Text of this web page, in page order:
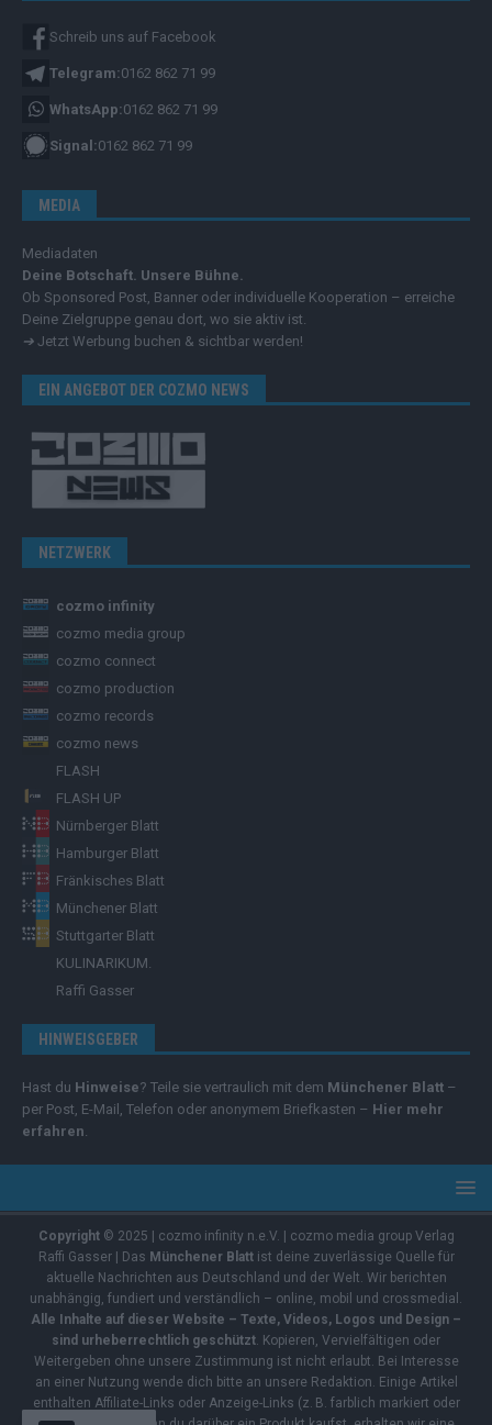
Schreib uns auf Facebook
Telegram:0162 862 71 99
WhatsApp:0162 862 71 99
Signal:0162 862 71 99
MEDIA
Mediadaten
Deine Botschaft. Unsere Bühne.
Ob Sponsored Post, Banner oder individuelle Kooperation – erreiche
Deine Zielgruppe genau dort, wo sie aktiv ist.
➔ Jetzt Werbung buchen & sichtbar werden!
EIN ANGEBOT DER COZMO NEWS
NETZWERK
cozmo infinity
cozmo media group
cozmo connect
cozmo production
cozmo records
cozmo news
FLASH
FLASH UP
Nürnberger Blatt
Hamburger Blatt
Fränkisches Blatt
Münchener Blatt
Stuttgarter Blatt
KULINARIKUM.
Raffi Gasser
HINWEISGEBER
Hast du Hinweise? Teile sie vertraulich mit dem Münchener Blatt –
per Post, E-Mail, Telefon oder anonymem Briefkasten – Hier mehr
erfahren.
Copyright© 2025 | cozmo infinity n.e.V. | cozmo media group Verlag
Raffi Gasser | Das Münchener Blattist deine zuverlässige Quelle für
aktuelle Nachrichten aus Deutschland und der Welt. Wir berichten
unabhängig, fundiert und verständlich – online, mobil und crossmedial.
Alle Inhalte auf dieser Website – Texte, Videos, Logos und Design –
sind urheberrechtlich geschützt. Kopieren, Vervielfältigen oder
Weitergeben ohne unsere Zustimmung ist nicht erlaubt. Bei Interesse
an einer Nutzung wende dich bitte an unsere Redaktion. Einige Artikel
enthalten Affiliate-Links oder Anzeige-Links (z. B. farblich markiert oder